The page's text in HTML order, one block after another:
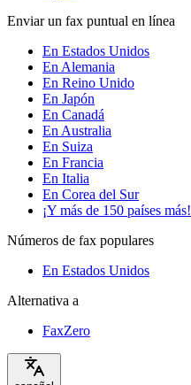
Enviar un fax puntual en línea
En Estados Unidos
En Alemania
En Reino Unido
En Japón
En Canadá
En Australia
En Suiza
En Francia
En Italia
En Corea del Sur
¡Y más de 150 países más!
Números de fax populares
En Estados Unidos
Alternativa a
FaxZero